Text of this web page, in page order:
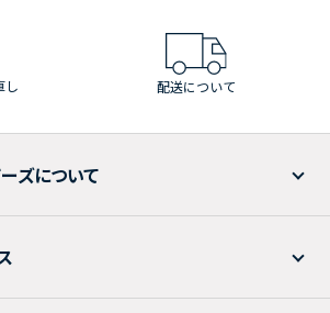
し 配送について
ズについて